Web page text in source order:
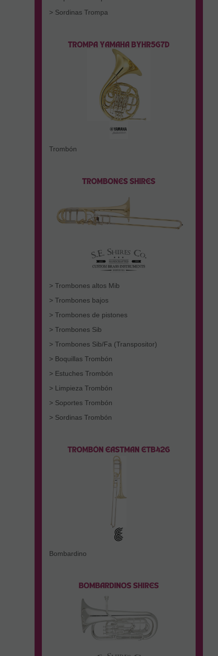
> Sordinas Trompa
Trombón
> Trombones altos Mib
> Trombones bajos
> Trombones de pistones
> Trombones Sib
> Trombones Sib/Fa (Transpositor)
> Boquillas Trombón
> Estuches Trombón
> Limpieza Trombón
> Soportes Trombón
> Sordinas Trombón
Bombardino